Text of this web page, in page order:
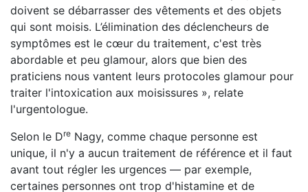
doivent se débarrasser des vêtements et des objets
qui sont moisis. L’élimination des déclencheurs de
symptômes est le cœur du traitement, c'est très
abordable et peu glamour, alors que bien des
praticiens nous vantent leurs protocoles glamour pour
traiter l'intoxication aux moisissures », relate
l'urgentologue.
Selon le Dre Nagy, comme chaque personne est
unique, il n'y a aucun traitement de référence et il faut
avant tout régler les urgences — par exemple,
certaines personnes ont trop d'histamine et de